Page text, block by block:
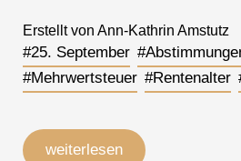
Erstellt von Ann-Kathrin Amstutz
#25. September
#Mehrwertsteuer #Rentenalter
weiterlesen